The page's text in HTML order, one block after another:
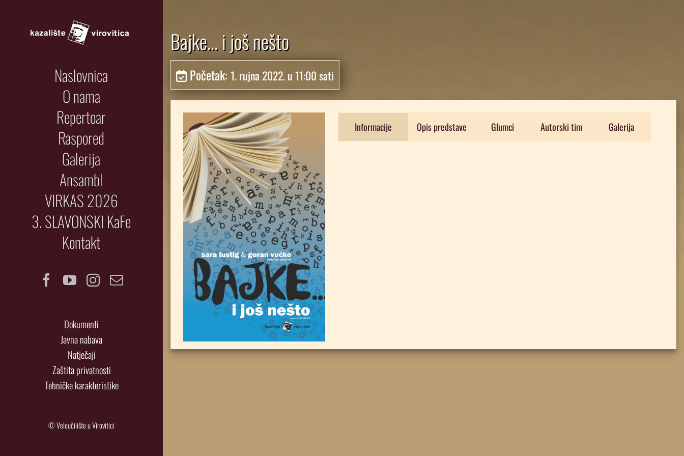
Naslovnica
O nama
Repertoar
Raspored
Galerija
Ansambl
VIRKAS 2026
3. SLAVONSKI KaFe
Kontakt
Facebook
YouTubeInstagram
Email
Dokumenti
Javna nabava
Natječaji
Zaštita privatnosti
Tehničke karakteristike
© Veleučilište u Virovitici
Bajke... i još nešto
Početak: 1. rujna 2022. u 11:00 sati
Informacije Opis predstave Glumci Autorski tim Galerija